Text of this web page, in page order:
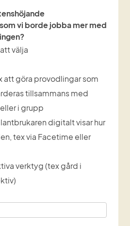
vi borde jobba mer med
välja
aktivitetsformer som
att göra provodlingar som
tillsammans med
i grupp
digitalt visar hur
tex via Facetime eller
verktyg (tex gård i